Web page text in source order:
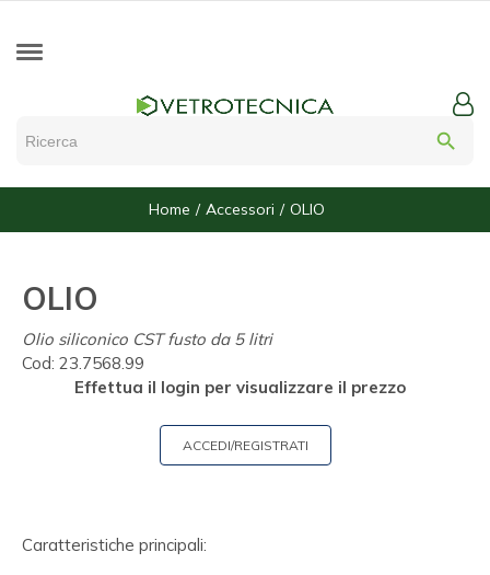
search
Home Accessori OLIO
OLIO
Olio siliconico CST fusto da 5 litri
Cod: 23.7568.99
Effettua il login per visualizzare il prezzo
ACCEDI/REGISTRATI
Caratteristiche principali: